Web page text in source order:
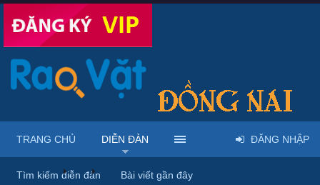
Diễn đàn ... Nhà đất – Bất động sản
TRANG CHỦ DIỄN ĐÀN
Tìm kiếm diễn đàn Bài viết gần đây
ĐĂNG NHẬP